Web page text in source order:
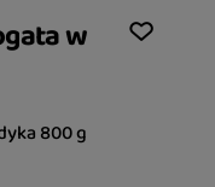
w
800 g